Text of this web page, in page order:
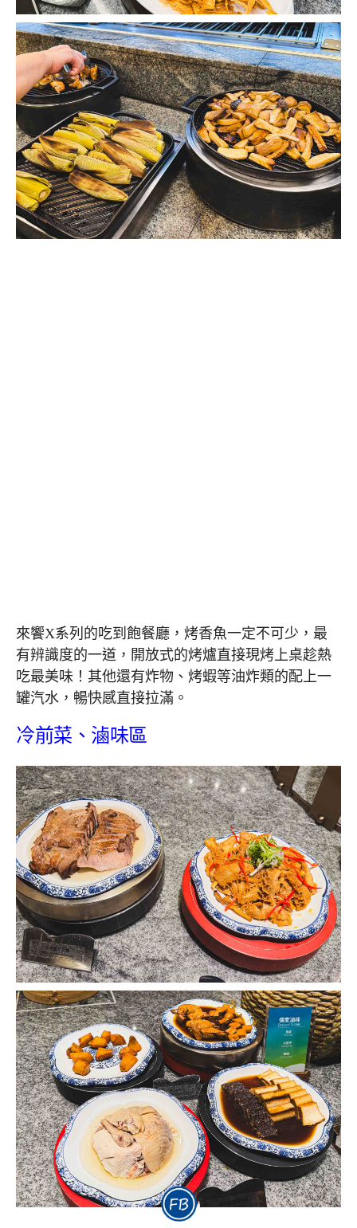
來饗X系列的吃到飽餐廳，烤香魚一定不可少，最
有辨識度的一道，開放式的烤爐直接現烤上桌趁熱
吃最美味！其他還有炸物、烤蝦等油炸類的配上一
罐汽水，暢快感直接拉滿。
冷前菜、滷味區